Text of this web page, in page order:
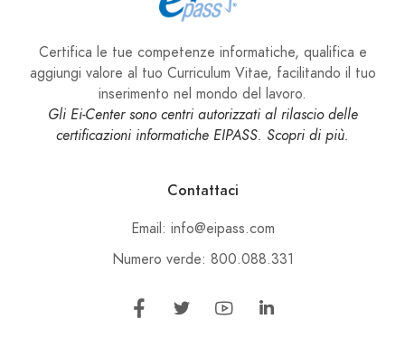
Certifica le tue competenze informatiche, qualifica e
aggiungi valore al tuo Curriculum Vitae, facilitando il tuo
inserimento nel mondo del lavoro.
Gli Ei-Center sono centri autorizzati al rilascio delle
certificazioni informatiche EIPASS. Scopri di più.
Contattaci
Email: info@eipass.com
Numero verde: 800.088.331